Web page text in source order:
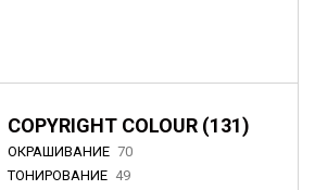
COPYRIGHT COLOUR (131)
ОКРАШИВАНИЕ 70
ТОНИРОВАНИЕ 49